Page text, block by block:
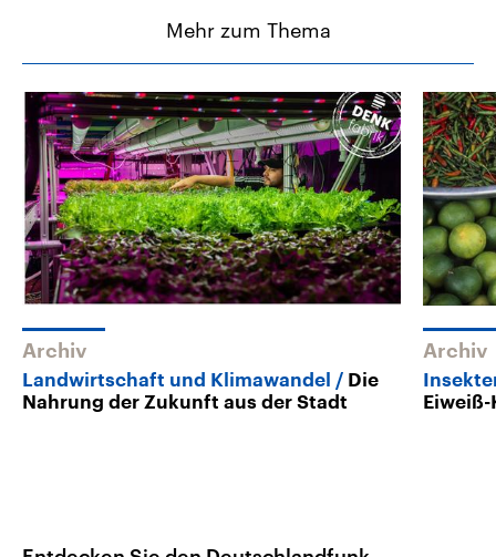
Mehr zum Thema
Archiv
Landwirtschaft und Klimawandel
Die
Nahrung der Zukunft aus der Stadt
Archiv